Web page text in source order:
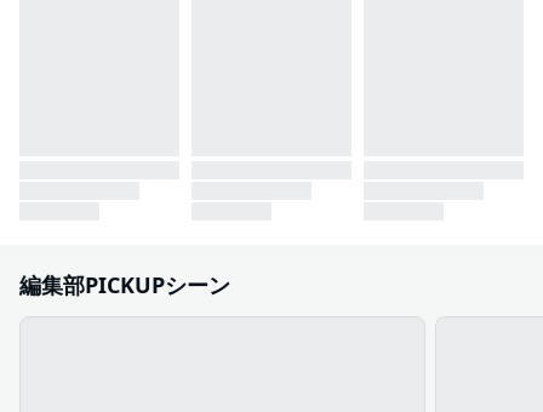
編集部PICKUPシーン